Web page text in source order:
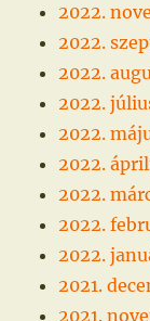
2022.
2022.
2022.
2022.
2022.
2022.
2022.
2022.
2022.
2021.
2021.